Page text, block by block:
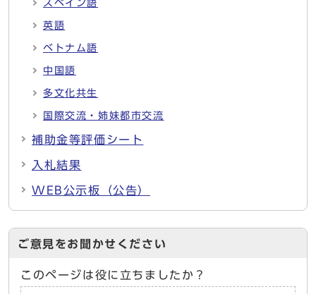
スペイン語
英語
ベトナム語
中国語
多文化共生
国際交流・姉妹都市交流
補助金等評価シート
入札結果
WEB公示板（公告）
ご意見をお聞かせください
このページは役に立ちましたか？